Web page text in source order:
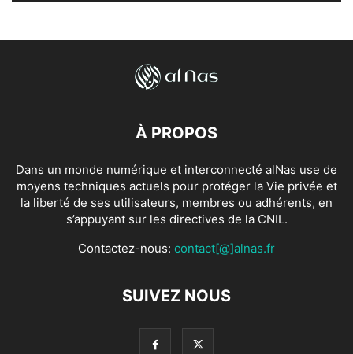
À PROPOS
Dans un monde numérique et interconnecté alNas use de
moyens techniques actuels pour protéger la Vie privée et
la liberté de ses utilisateurs, membres ou adhérents, en
s’appuyant sur les directives de la CNIL.
Contactez-nous: contact[@]alnas.fr
SUIVEZ NOUS